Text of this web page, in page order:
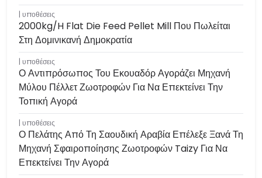
υποθέσεις
2000kg/h Flat Die Feed Pellet Mill Που Πωλείται
Στη Δομινικανή Δημοκρατία
υποθέσεις
Ο Αντιπρόσωπος Του Εκουαδόρ Αγοράζει Μηχανή
Μύλου Πέλλετ Ζωοτροφών Για Να Επεκτείνει Την
Τοπική Αγορά
υποθέσεις
Ο Πελάτης Από Τη Σαουδική Αραβία Επέλεξε Ξανά Τη
Μηχανή Σφαιροποίησης Ζωοτροφών Taizy Για Να
Επεκτείνει Την Αγορά